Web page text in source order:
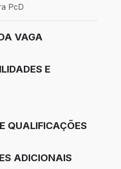
PcD
VAGA
E
QUALIFICAÇÕES
ADICIONAIS